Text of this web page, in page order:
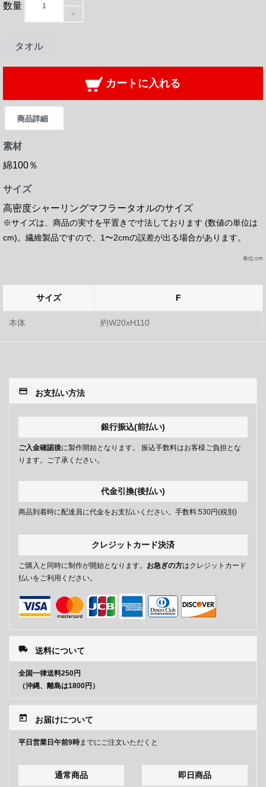
数量
タオル
カートに入れる
商品詳細
素材
綿100％
サイズ
高密度シャーリングマフラータオルのサイズ
※サイズは、商品の実寸を平置きで寸法しております (数値の単位は
cm)。繊維製品ですので、1〜2cmの誤差が出る場合があります。
単位:cm
サイズ F
本体 約W20xH110
payment お支払い方法
銀行振込(前払い)
ご入金確認後に製作開始となります。 振込手数料はお客様ご負担とな
ります。ご了承ください。
代金引換(後払い)
商品到着時に配達員に代金をお支払いください。手数料:530円(税別)
クレジットカード決済
ご購入と同時に制作が開始となります。 お急ぎの方はクレジットカード
払いをご利用ください。
local_shipping 送料について
全国一律送料250円
（沖縄、離島は1800円）
today お届けについて
平日営業日午前9時までにご注文いただくと
通常商品 即日商品